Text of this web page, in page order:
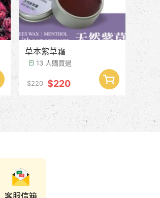
草本紫草霜
13 人購買過
$220 $220
客服信箱